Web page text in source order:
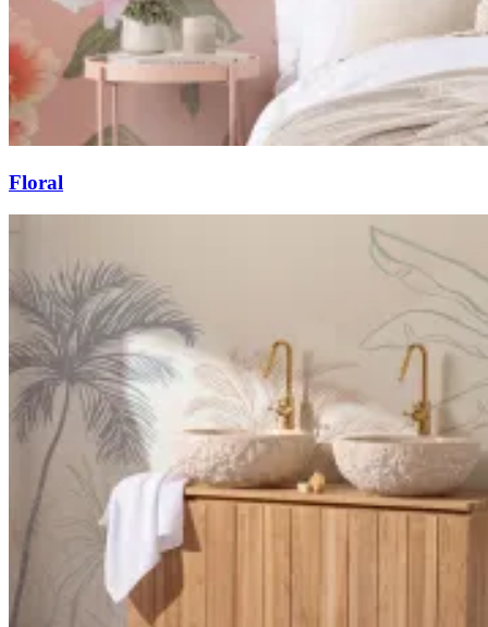
Floral